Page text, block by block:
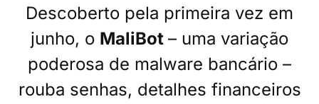
Descoberto pela primeira vez em
junho, o MaliBot – uma variação
poderosa de malware bancário –
rouba senhas, detalhes financeiros